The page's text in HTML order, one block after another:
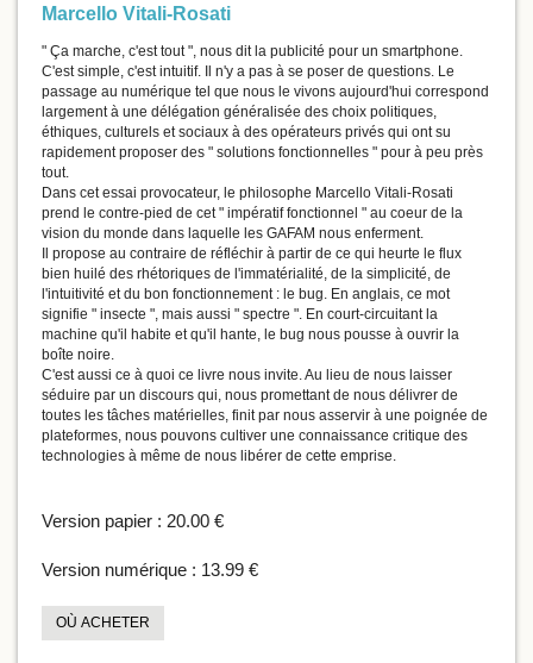
Marcello Vitali-Rosati
" Ça marche, c'est tout ", nous dit la publicité pour un smartphone.
C'est simple, c'est intuitif. Il n'y a pas à se poser de questions. Le
passage au numérique tel que nous le vivons aujourd'hui correspond
largement à une délégation généralisée des choix politiques,
éthiques, culturels et sociaux à des opérateurs privés qui ont su
rapidement proposer des " solutions fonctionnelles " pour à peu près
tout.
Dans cet essai provocateur, le philosophe Marcello Vitali-Rosati
prend le contre-pied de cet " impératif fonctionnel " au coeur de la
vision du monde dans laquelle les GAFAM nous enferment.
Il propose au contraire de réfléchir à partir de ce qui heurte le flux
bien huilé des rhétoriques de l'immatérialité, de la simplicité, de
l'intuitivité et du bon fonctionnement : le bug. En anglais, ce mot
signifie " insecte ", mais aussi " spectre ". En court-circuitant la
machine qu'il habite et qu'il hante, le bug nous pousse à ouvrir la
boîte noire.
C'est aussi ce à quoi ce livre nous invite. Au lieu de nous laisser
séduire par un discours qui, nous promettant de nous délivrer de
toutes les tâches matérielles, finit par nous asservir à une poignée de
plateformes, nous pouvons cultiver une connaissance critique des
technologies à même de nous libérer de cette emprise.
Version papier : 20.00 €
Version numérique : 13.99 €
OÙ ACHETER